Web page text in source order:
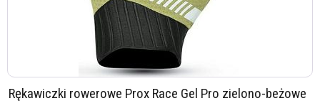
Rękawiczki rowerowe Prox Race Gel Pro zielono-beżowe